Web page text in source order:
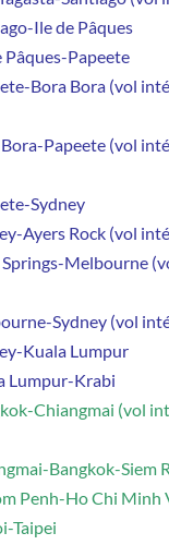
Ile de Pâques
Papeete
Bora Bora (vol
Papeete (vol
Sydney
Ayers Rock (vol
Melbourne
Sydney (vol
Kuala Lumpur
Lumpur-Krabi
Chiangmai (vol
Bangkok-Siem
Penh-Ho Chi Minh
Taipei